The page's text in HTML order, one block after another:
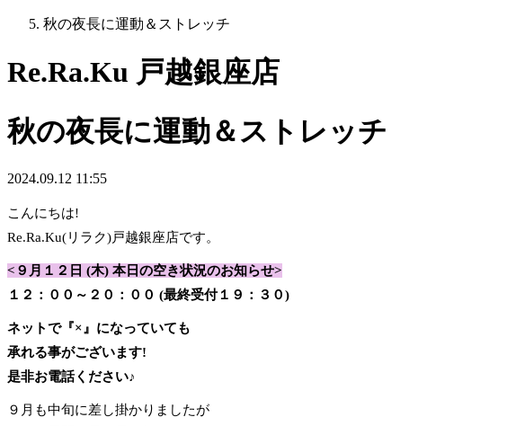
秋の夜長に運動＆ストレッチ
Re.Ra.Ku 戸越銀座店
秋の夜長に運動＆ストレッチ
2024.09.12 11:55
こんにちは!
Re.Ra.Ku(リラク)戸越銀座店です。
<９月１２日 (木) 本日の空き状況のお知らせ>
１２：００～２０：００ (最終受付１９：３０)
ネットで『×』になっていても
承れる事がございます!
是非お電話ください♪
９月も中旬に差し掛かりましたが